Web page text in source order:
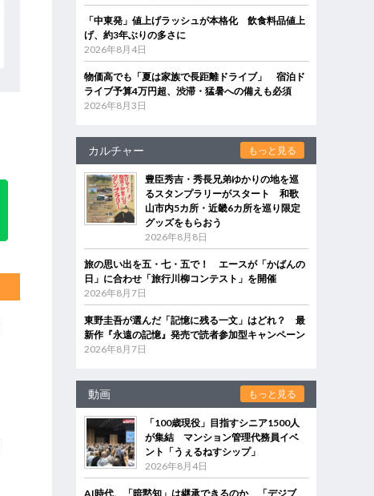
「中東発」値上げラッシュが本格化 飲食料品値上
げ、約3年ぶりの多さに
2026年8月4日
物価高でも「夏は家族で長距離ドライブ」 宿泊ド
ライブ予算4万円超、渋滞・猛暑への備えも必須
2026年8月3日
カルチャー もっと見る
豊臣秀吉・秀長兄弟ゆかりの地を巡
るスタンプラリーがスタート 和歌
山市内5カ所・近畿6カ所を巡り限定
グッズをもらおう
2026年8月8日
旅の思い出を五・七・五で！ エースが「かばんの
日」に合わせ「旅行川柳コンテスト」を開催
2026年8月7日
東野圭吾が選んだ「記憶に残る一文」はどれ？ 最
新作『永遠の記憶』発売で読者参加型キャンペーン
2026年8月7日
動画 もっと見る
「100歳現役」目指すシニア1500人
が集結 マンション管理代務員イベ
ント「うぇるねすシップ」
2026年8月4日
AI時代、「暗黙知」は継承できるのか 「デジブ